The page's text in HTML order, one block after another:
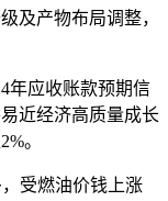
及产物布局调整，
年应收账款预期信
近经济高质量成长
。
受燃油价钱上涨